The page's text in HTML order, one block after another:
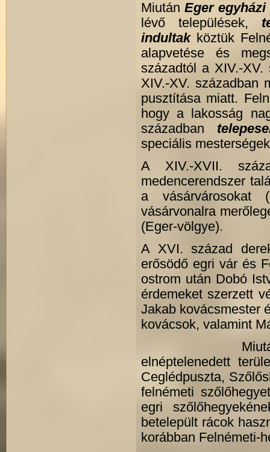
Miután Eger
lévő települések,
indultakköztük
alapvetése és
századtól a XIV.-
XIV.-XV. században
pusztítása miatt.
hogy a lakosság
században
speciális
A XIV.-XVII.
medencerendszer
a vásárvárosokat
vásárvonalra
(Eger-völgye).
A XVI. század
erősödő egri vár és
ostrom után Dobó
érdemeket szerzett
Jakab kovácsmester
kovácsok, valamint
Miután a
elnéptelenedett
Ceglédpuszta,
felnémeti
egri
betelepült rácok
korábban Felnémeti-